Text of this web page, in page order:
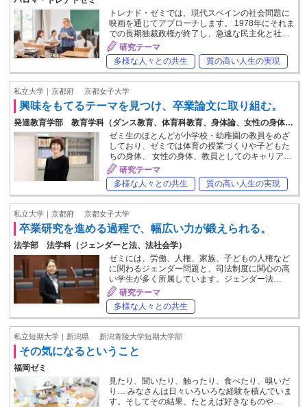
トレナド・ゼミでは、現代スペインの社会問題に
映画を通じてアプローチします。 1978年にそれま
での長期独裁政権が終了し、急速な民主化と社…
研究テーマ
多様な人々との共生
質の高い人生の実現
私立大学｜京都府 京都女子大学
興味をもてるテーマを見つけ、卒業論文に取り組む。
発達教育学部 教育学科（ダンス教育、体育科教育、身体論、女性の身体…
ゼミ生のほとんどが小学校・幼稚園の教員をめざ
しており、ゼミでは体育の授業づくりや子どもた
ちの身体、 女性の身体、教員としてのキャリア…
研究テーマ
多様な人々との共生
質の高い人生の実現
私立大学｜京都府 京都女子大学
卒業研究を進める過程で、幅広い力が鍛えられる。
法学部 法学科（ジェンダーと法、法社会学）
ゼミには、労働、人権、家族、子どもの人権など
に関わるジェンダー問題と、司法制度に関心の高
い学生が多く所属しています。ジェンダー法…
研究テーマ
多様な人々との共生
私立短期大学｜新潟県 新潟青陵大学短期大学部
その気になるということ
福岡ゼミ
見たり、聞いたり、触ったり、食べたり、嗅いだ
り… みなさんは日々いろいろな経験を積んでいま
す。そしてその結果、たとえば好きなものや…